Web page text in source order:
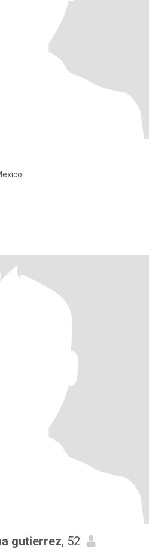
gutierrez, 52